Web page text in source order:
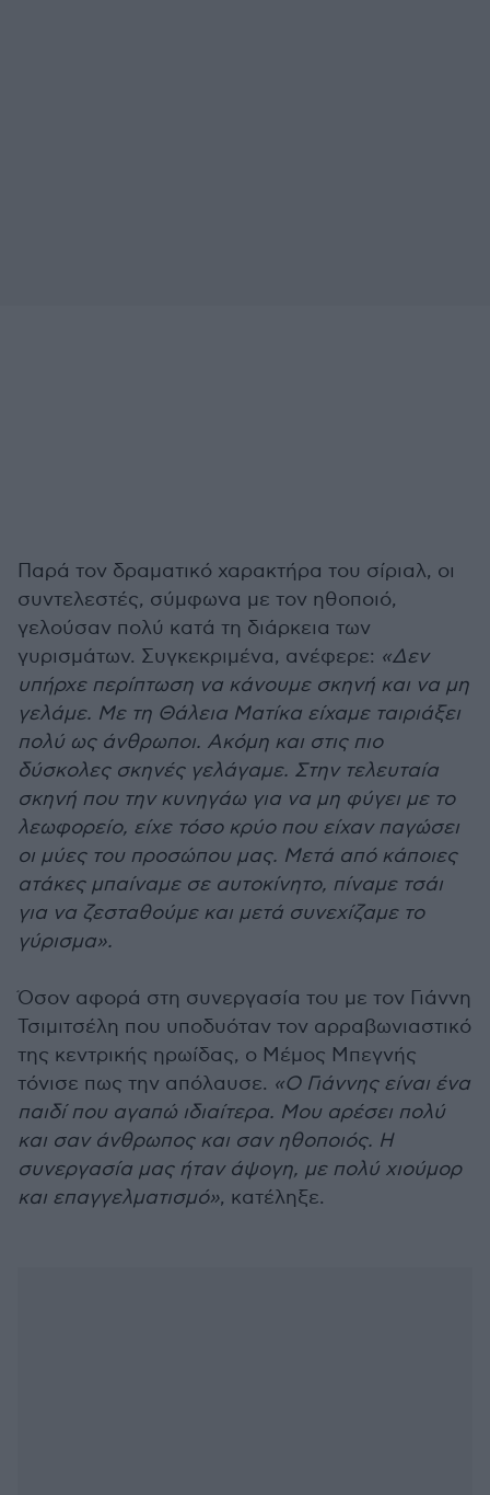
Παρά τον δραματικό χαρακτήρα του σίριαλ, οι
συντελεστές, σύμφωνα με τον ηθοποιό,
γελούσαν πολύ κατά τη διάρκεια των
γυρισμάτων. Συγκεκριμένα, ανέφερε: «Δεν
υπήρχε περίπτωση να κάνουμε σκηνή και να μη
γελάμε. Με τη Θάλεια Ματίκα είχαμε ταιριάξει
πολύ ως άνθρωποι. Ακόμη και στις πιο
δύσκολες σκηνές γελάγαμε. Στην τελευταία
σκηνή που την κυνηγάω για να μη φύγει με το
λεωφορείο, είχε τόσο κρύο που είχαν παγώσει
οι μύες του προσώπου μας. Μετά από κάποιες
ατάκες μπαίναμε σε αυτοκίνητο, πίναμε τσάι
για να ζεσταθούμε και μετά συνεχίζαμε το
γύρισμα».
Όσον αφορά στη συνεργασία του με τον Γιάννη
Τσιμιτσέλη που υποδυόταν τον αρραβωνιαστικό
της κεντρικής ηρωίδας, ο Μέμος Μπεγνής
τόνισε πως την απόλαυσε. «Ο Γιάννης είναι ένα
παιδί που αγαπώ ιδιαίτερα. Μου αρέσει πολύ
και σαν άνθρωπος και σαν ηθοποιός. Η
συνεργασία μας ήταν άψογη, με πολύ χιούμορ
και επαγγελματισμό», κατέληξε.